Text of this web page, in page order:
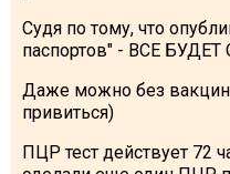
Судя по тому, что
паспортов" - ВСЕ БУДЕТ
Даже можно без
привиться)
ПЦР тест действует 72